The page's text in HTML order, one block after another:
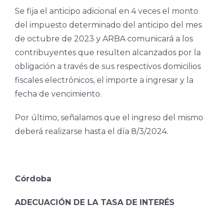
Se fija el anticipo adicional en 4 veces el monto
del impuesto determinado del anticipo del mes
de octubre de 2023 y ARBA comunicará a los
contribuyentes que resulten alcanzados por la
obligación a través de sus respectivos domicilios
fiscales electrónicos, el importe a ingresar y la
fecha de vencimiento.
Por último, señalamos que el ingreso del mismo
deberá realizarse hasta el día 8/3/2024.
Córdoba
ADECUACIÓN DE LA TASA DE INTERÉS